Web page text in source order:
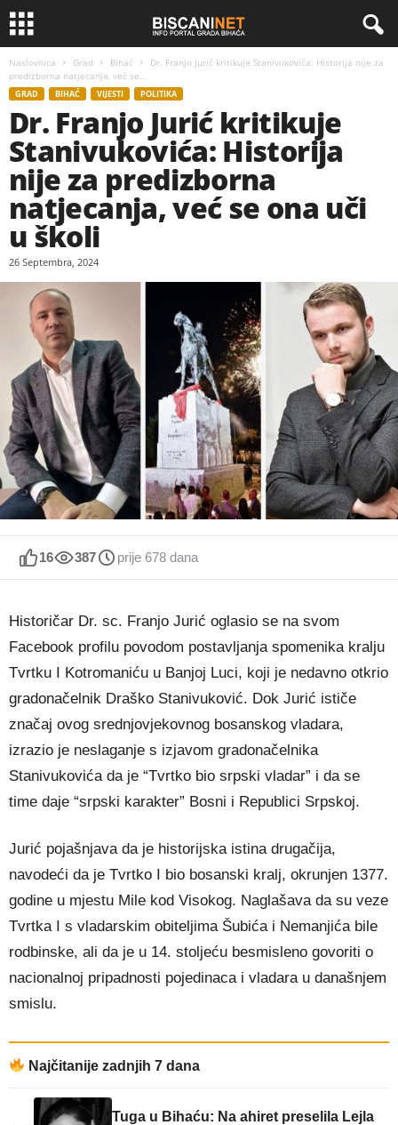
Naslovnica Grad Bihać
Dr. Franjo Jurić kritikuje Stanivukovića: Historija nije za
predizborna natjecanja, već se...
GRAD BIHAĆ VIJESTI POLITIKA
Dr. Franjo Jurić kritikuje
Stanivukovića: Historija
nije za predizborna
natjecanja, već se ona uči
u školi
26 Septembra, 2024
16 387 prije 678 dana
Historičar Dr. sc. Franjo Jurić oglasio se na svom
Facebook profilu povodom postavljanja spomenika kralju
Tvrtku I Kotromaniću u Banjoj Luci, koji je nedavno otkrio
gradonačelnik Draško Stanivuković. Dok Jurić ističe
značaj ovog srednjovjekovnog bosanskog vladara,
izrazio je neslaganje s izjavom gradonačelnika
Stanivukovića da je “Tvrtko bio srpski vladar” i da se
time daje “srpski karakter” Bosni i Republici Srpskoj.
Jurić pojašnjava da je historijska istina drugačija,
navodeći da je Tvrtko I bio bosanski kralj, okrunjen 1377.
godine u mjestu Mile kod Visokog. Naglašava da su veze
Tvrtka I s vladarskim obiteljima Šubića i Nemanjića bile
rodbinske, ali da je u 14. stoljeću besmisleno govoriti o
nacionalnoj pripadnosti pojedinaca i vladara u današnjem
smislu.
Najčitanije zadnjih 7 dana
Tuga u Bihaću: Na ahiret preselila Lejla